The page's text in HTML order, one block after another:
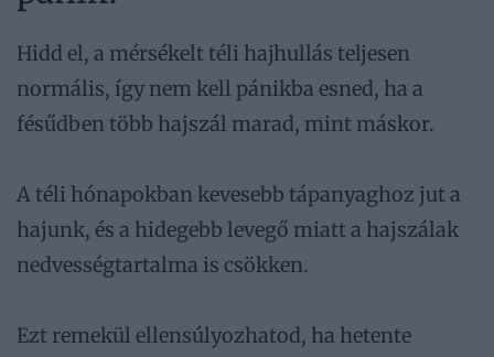
Hidd el, a mérsékelt téli hajhullás teljesen
normális, így nem kell pánikba esned, ha a
fésűdben több hajszál marad, mint máskor.
A téli hónapokban kevesebb tápanyaghoz jut a
hajunk, és a hidegebb levegő miatt a hajszálak
nedvességtartalma is csökken.
Ezt remekül ellensúlyozhatod, ha hetente